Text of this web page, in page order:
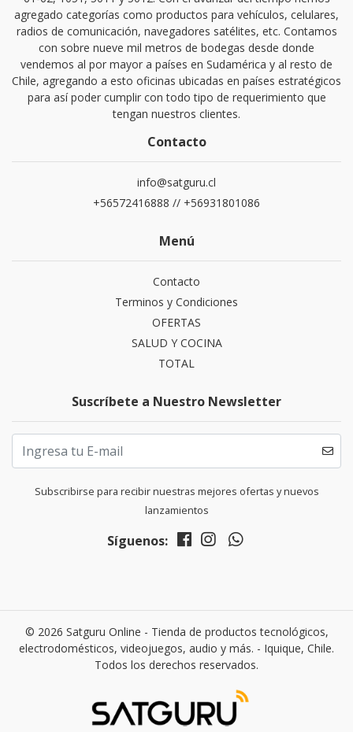
agregado categorías como productos para vehículos, celulares,
radios de comunicación, navegadores satélites, etc. Contamos
con sobre nueve mil metros de bodegas desde donde
vendemos al por mayor a países en Sudamérica y al resto de
Chile, agregando a esto oficinas ubicadas en países estratégicos
para así poder cumplir con todo tipo de requerimiento que
tengan nuestros clientes.
Contacto
info@satguru.cl
+56572416888 // +56931801086
Menú
Contacto
Terminos y Condiciones
OFERTAS
SALUD Y COCINA
TOTAL
Suscríbete a Nuestro Newsletter
Subscribirse para recibir nuestras mejores ofertas y nuevos
lanzamientos
Síguenos:
© 2026 Satguru Online - Tienda de productos tecnológicos,
electrodomésticos, videojuegos, audio y más. - Iquique, Chile.
Todos los derechos reservados.